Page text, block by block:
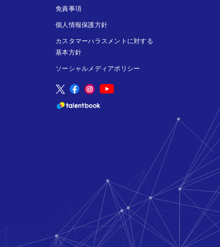
免責事項
個人情報保護方針
カスタマーハラスメントに対する
基本方針
ソーシャルメディアポリシー